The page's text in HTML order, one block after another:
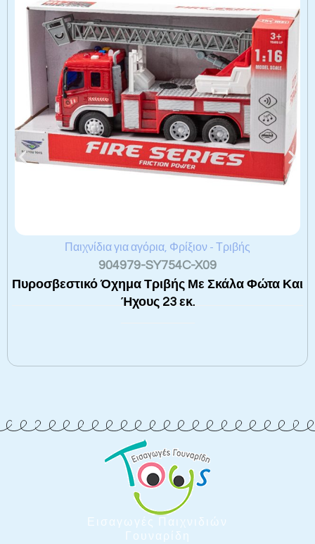
Παιχνίδια για αγόρια Φρίξιον - Τριβής
904979-SY754C-X09
Πυροσβεστικό Όχημα Τριβής Με Σκάλα Φώτα Και
Ήχους 23 εκ.
Εισαγωγές Παιχνιδιών
Γουναρίδη